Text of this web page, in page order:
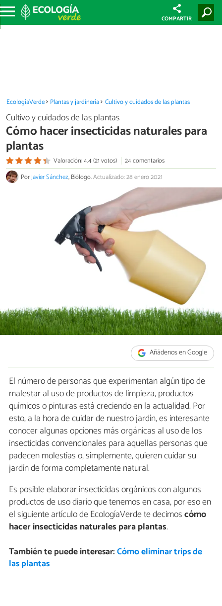
COMPARTIR
EcologíaVerde Plantas y jardinería Cultivo y cuidados de las plantas
Cultivo y cuidados de las plantas
Cómo hacer insecticidas naturales para
plantas
Valoración: 4.4 (21 votos)
24 comentarios
PorJavier Sánchez, Biólogo.Actualizado: 28 enero 2021
Añádenos en Google
El número de personas que experimentan algún tipo de
malestar al uso de productos de limpieza, productos
químicos o pinturas está creciendo en la actualidad. Por
esto, a la hora de cuidar de nuestro jardín, es interesante
conocer algunas opciones más orgánicas al uso de los
insecticidas convencionales para aquellas personas que
padecen molestias o, simplemente, quieren cuidar su
jardín de forma completamente natural.
Es posible elaborar insecticidas orgánicos con algunos
productos de uso diario que tenemos en casa, por eso en
el siguiente artículo de EcologíaVerde te decimoscómo
hacer insecticidas naturales para plantas.
También te puede interesar:Cómo eliminar trips de
las plantas